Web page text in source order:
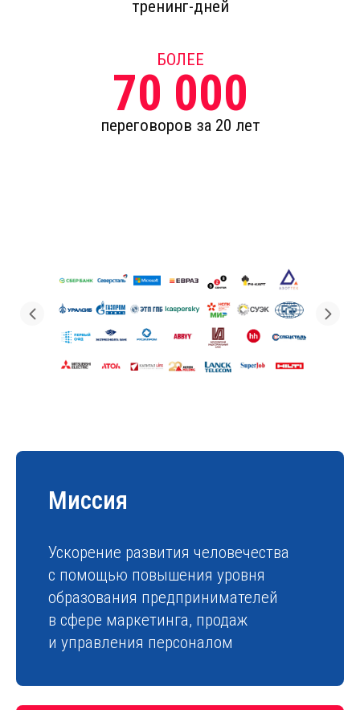
тренинг-дней
БОЛЕЕ
70 000
переговоров за 20 лет
Миссия
Ускорение развития человечества
с помощью повышения уровня
образования предпринимателей
в сфере маркетинга, продаж
и управления персоналом